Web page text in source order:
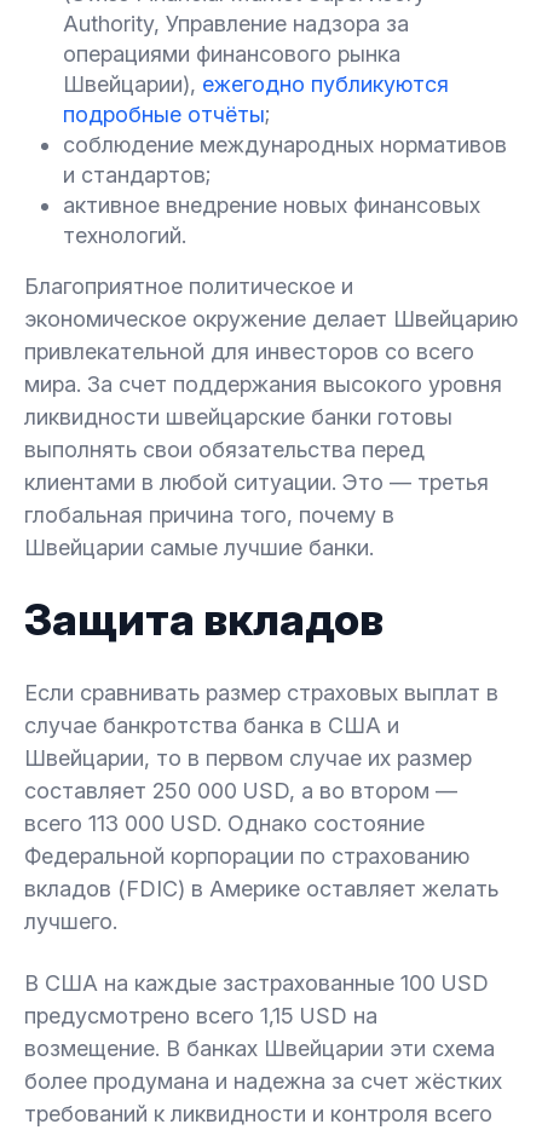
Authority, Управление надзора за
операциями финансового рынка
Швейцарии), ежегодно публикуются
подробные отчёты;
соблюдение международных нормативов
и стандартов;
активное внедрение новых финансовых
технологий.
Благоприятное политическое и
экономическое окружение делает Швейцарию
привлекательной для инвесторов со всего
мира. За счет поддержания высокого уровня
ликвидности швейцарские банки готовы
выполнять свои обязательства перед
клиентами в любой ситуации. Это — третья
глобальная причина того, почему в
Швейцарии самые лучшие банки.
Защита вкладов
Если сравнивать размер страховых выплат в
случае банкротства банка в США и
Швейцарии, то в первом случае их размер
составляет 250 000 USD, а во втором —
всего 113 000 USD. Однако состояние
Федеральной корпорации по страхованию
вкладов (FDIC) в Америке оставляет желать
лучшего.
В США на каждые застрахованные 100 USD
предусмотрено всего 1,15 USD на
возмещение. В банках Швейцарии эти схема
более продумана и надежна за счет жёстких
требований к ликвидности и контроля всего